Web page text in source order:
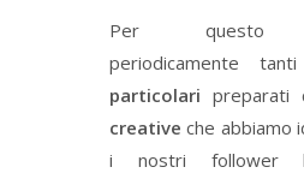
Per questo
periodicamente
particolari preparati
creative che abbiamo
i nostri follower